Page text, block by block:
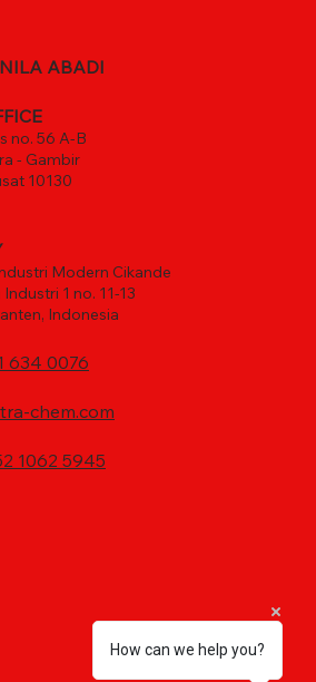
ABADI
no. 56 A-B
- Gambir
10130
Modern Cikande
1 no. 11-13
Indonesia
634 0076
chem.com
1062 5945
How can we help you?